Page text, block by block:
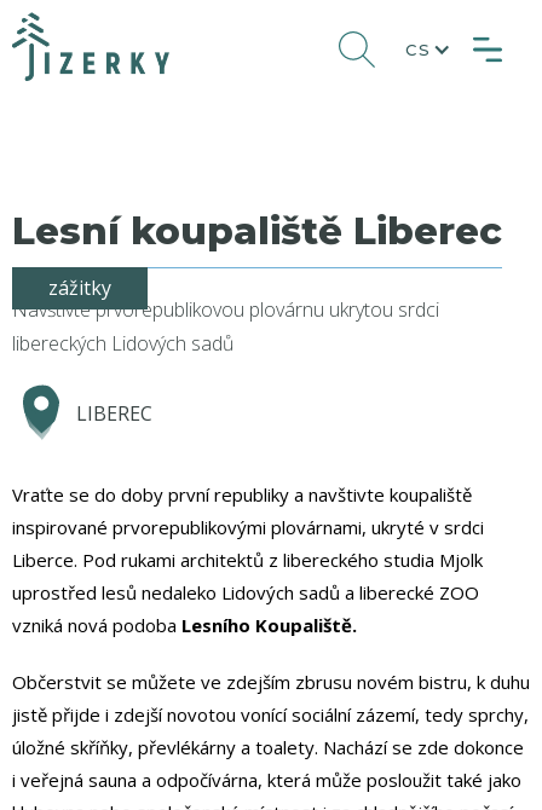
CS
Lesní koupaliště Liberec
zážitky
Navštivte prvorepublikovou plovárnu ukrytou srdci
libereckých Lidových sadů
LIBEREC
Vraťte se do doby první republiky a navštivte koupaliště
inspirované prvorepublikovými plovárnami, ukryté v srdci
Liberce. Pod rukami architektů z libereckého studia Mjolk
uprostřed lesů nedaleko Lidových sadů a liberecké ZOO
vzniká nová podoba Lesního Koupaliště.
Občerstvit se můžete ve zdejším zbrusu novém bistru, k duhu
jistě přijde i zdejší novotou vonící sociální zázemí, tedy sprchy,
úložné skříňky, převlékárny a toalety. Nachází se zde dokonce
i veřejná sauna a odpočívárna, která může posloužit také jako